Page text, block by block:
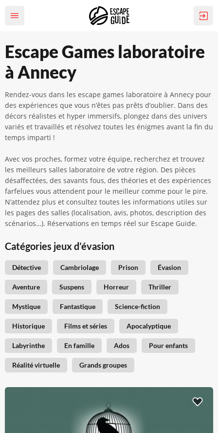
Escape Games laboratoire
à Annecy
Rendez-vous dans les escape games laboratoire à Annecy pour
des expériences que vous n’êtes pas prêts d’oublier. Dans des
décors réalistes et hyper immersifs, plongez dans des univers
variés et travaillés et résolvez toutes les énigmes avant la fin du
temps imparti !
Avec vos proches, formez votre équipe, recherchez et trouvez
les meilleurs salles laboratoire de votre région. Des pièces
désaffectées, des savants fous, des théories et des expériences
farfelues vous attendent pour le meilleur comme pour le pire.
N’attendez plus et consultez toutes les informations utiles sur
les pages des salles (localisation, avis, photos, description des
scénarios…). Réservations en temps réel sur Escape Guide.
Catégories jeux d’évasion
Détective Cambriolage Prison Évasion
Aventure Suspens Horreur Thriller
Mystique Fantastique Science-fiction
Historique Films et séries Apocalyptique
Labyrinthe En famille Ados Pour enfants
Réalité virtuelle Grands groupes